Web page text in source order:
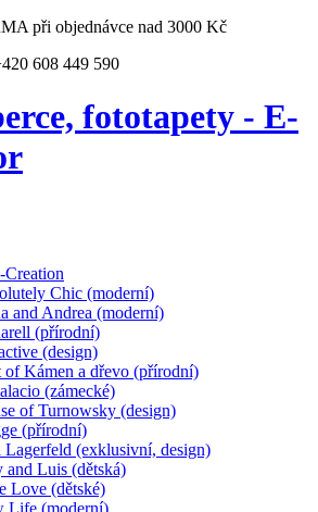
při objednávce nad 3000 Kč
608 449 590
fototapety - E-
Creation
Chic (moderní)
and Andrea (moderní)
(přírodní)
(design)
of Kámen a dřevo (přírodní)
(zámecké)
of Turnowsky (design)
(přírodní)
Lagerfeld (exklusivní, design)
Luis (dětská)
Love (dětské)
Life (moderní)